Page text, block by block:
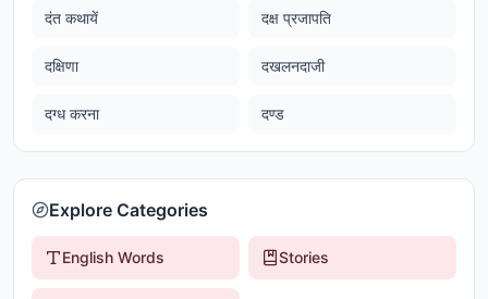
दंत कथायें दक्ष प्रजापति
दक्षिणा दखलनदाजी
दग्ध करना दण्ड
Explore Categories
English Words Stories